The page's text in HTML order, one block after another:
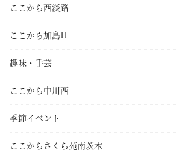
ここから西淡路
ここから加島II
趣味・手芸
ここから中川西
季節イベント
ここからさくら苑南茨木